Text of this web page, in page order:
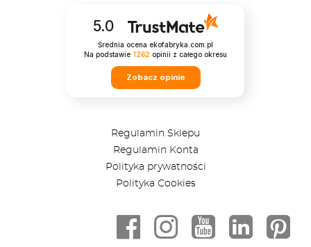
5.0
Średnia ocena ekofabryka.com.pl
Na podstawie 1262 opinii z całego okresu
Zobacz opinie
Regulamin Sklepu
Regulamin Konta
Polityka prywatności
Polityka Cookies